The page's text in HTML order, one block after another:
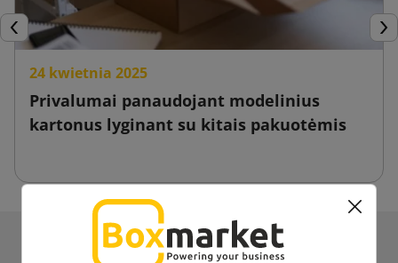
Ankstesnis
24 kwietnia 2025
Privalumai panaudojant modelinius
kartonus lyginant su kitais pakuotėmis
Gaukite informacijos apie naujienas ir akcijas.